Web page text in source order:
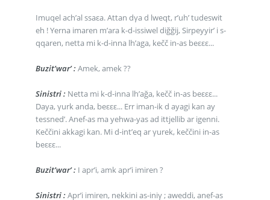
Imuqel ach’al ssaεa. Attan dγa d lweqt, r’uh’ tudeswit
eh ! Yerna imaren m’ara k-d-issiwel diğğij, Sirpeyyir’ i s-
qqaren, netta mi k-d-inna lh’aga, kečč in-as beεεε...
Buzit’war’ : Amek, amek ??
Sinistri : Netta mi k-d-inna lh’ağa, kečč in-as beεεε...
Daya, γurk anda, beεεε... Err iman-ik d ayagi kan ay
tessned’. Anef-as ma yehwa-yas ad ittjellib ar igenni.
Keččini akkagi kan. Mi d-int’eq ar γurek, keččini in-as
beεεε...
Buzit’war’ : I apr’i, amk apr’i imiren ?
Sinistri : Apr’i imiren, nekkini as-iniγ ; aweddi, anef-as